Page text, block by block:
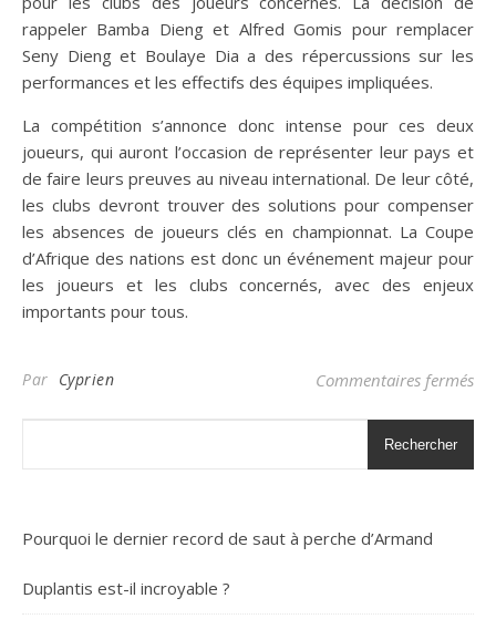
rappeler Bamba Dieng et Alfred Gomis pour remplacer
Seny Dieng et Boulaye Dia a des répercussions sur les
performances et les effectifs des équipes impliquées.
La compétition s’annonce donc intense pour ces deux
joueurs, qui auront l’occasion de représenter leur pays et
de faire leurs preuves au niveau international. De leur côté,
les clubs devront trouver des solutions pour compenser
les absences de joueurs clés en championnat. La Coupe
d’Afrique des nations est donc un événement majeur pour
les joueurs et les clubs concernés, avec des enjeux
importants pour tous.
Par Cyprien Commentaires fermés
Rechercher
Pourquoi le dernier record de saut à perche d’Armand
Duplantis est-il incroyable ?